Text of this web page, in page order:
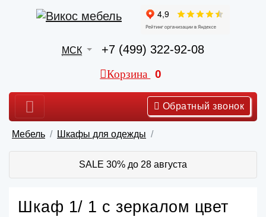
МСК +7 (499) 322-92-08
Корзина 0
Обратный звонок
Мебель Шкафы для одежды
SALE 30% до 28 августа
Шкаф 1/ 1 с зеркалом цвет